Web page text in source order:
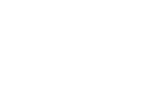
Nutzen für unsere
Leiter Corporate